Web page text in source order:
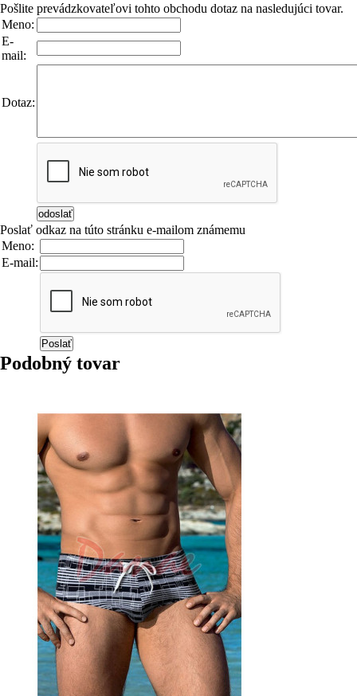
Pošlite prevádzkovateľovi tohto obchodu dotaz na nasledujúci tovar.
Meno:
E-
mail:
Dotaz:
Poslať odkaz na túto stránku e-mailom známemu
Meno:
E-mail:
Podobný tovar